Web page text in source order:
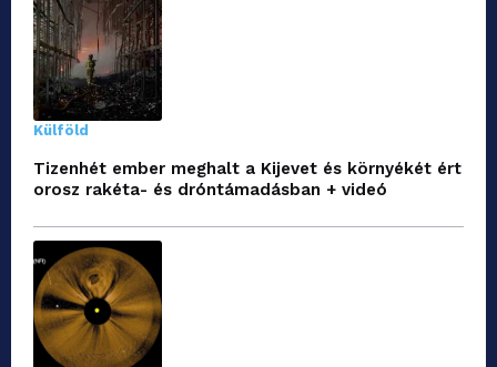
Külföld
Tizenhét ember meghalt a Kijevet és környékét ért
orosz rakéta- és dróntámadásban + videó